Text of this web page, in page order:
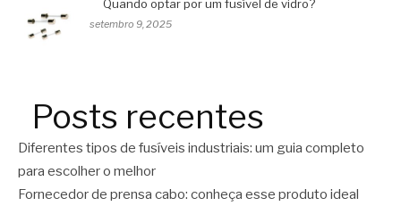
Quando optar por um fusível de vidro?
setembro 9, 2025
Posts recentes
Diferentes tipos de fusíveis industriais: um guia completo
para escolher o melhor
Fornecedor de prensa cabo: conheça esse produto ideal